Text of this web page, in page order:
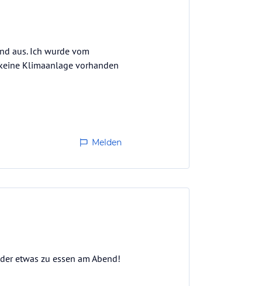
aus. Ich wurde vom
Klimaanlage vorhanden
Melden
etwas zu essen am Abend!